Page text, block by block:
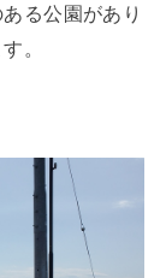
る公園があり
。